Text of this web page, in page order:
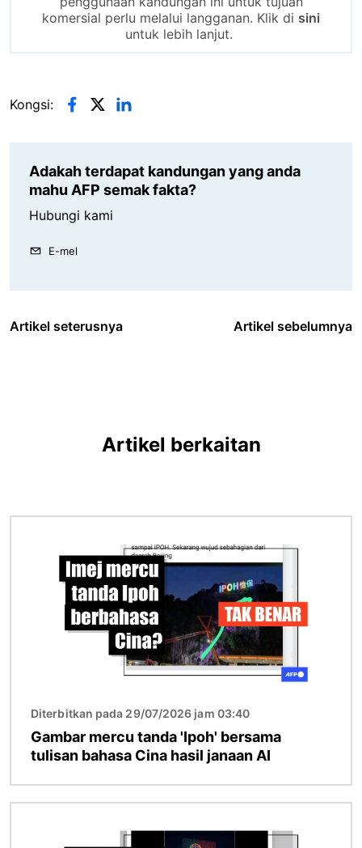
komersial perlu melalui langganan. Klik di sini
untuk lebih lanjut.
Kongsi:
Adakah terdapat kandungan yang anda
mahu AFP semak fakta?
Hubungi kami
E-mel
Artikel seterusnya Artikel sebelumnya
Artikel berkaitan
Diterbitkan pada 29/07/2026 jam 03:40
Gambar mercu tanda 'Ipoh' bersama
tulisan bahasa Cina hasil janaan AI